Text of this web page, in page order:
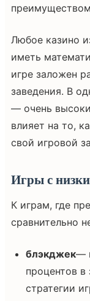
Любое казино
иметь
игре заложен
заведения. В
— очень
влияет на то,
свой игровой
Игры с
К играм, где
сравнительно
блэкджек—
процентов в
стратегии